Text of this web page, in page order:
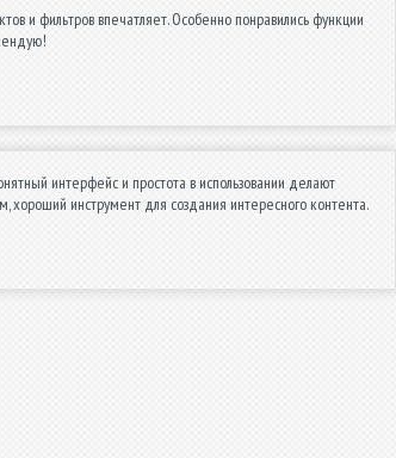
и фильтров впечатляет. Особенно понравились функции
интерфейс и простота в использовании делают
хороший инструмент для создания интересного контента.